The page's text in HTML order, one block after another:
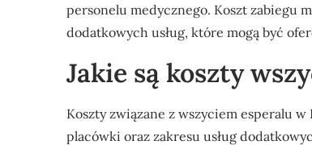
personelu medycznego. Koszt zabiegu
dodatkowych usług, które mogą być
Jakie są koszty
Koszty związane z wszyciem esperalu
placówki oraz zakresu usług